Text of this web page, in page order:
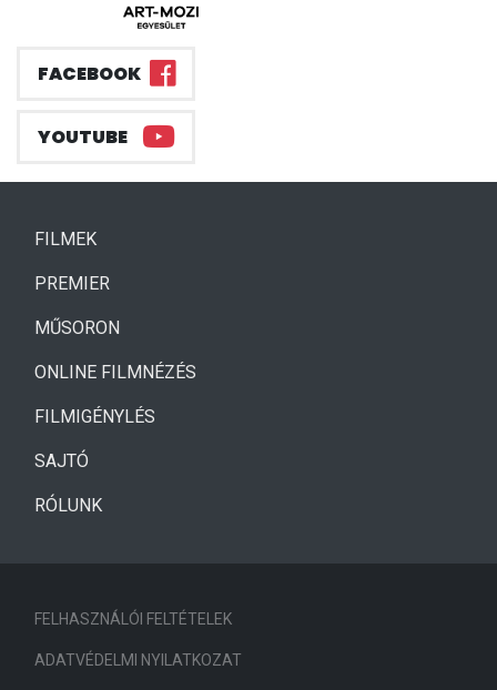
FACEBOOK
YOUTUBE
FILMEK(CURRENT)
PREMIER
MŰSORON
ONLINE FILMNÉZÉS
FILMIGÉNYLÉS
SAJTÓ
RÓLUNK
FELHASZNÁLÓI FELTÉTELEK
ADATVÉDELMI NYILATKOZAT